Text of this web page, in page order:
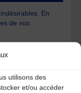
utilisons des
et/ou accéder
En
de vos